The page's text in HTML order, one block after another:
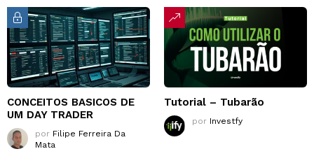
CONCEITOS BASICOS DE
UM DAY TRADER
por Filipe Ferreira Da
Mata
Tutorial – Tubarão
por Investfy